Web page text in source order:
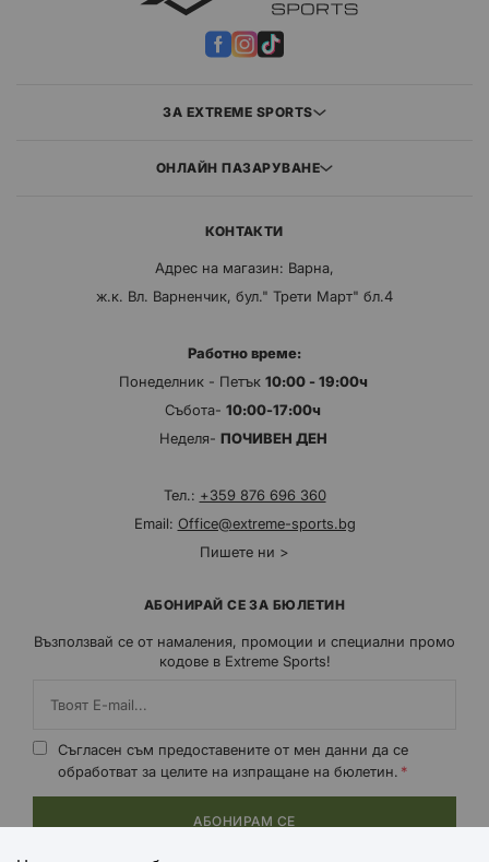
ЗА EXTREME SPORTS
ОНЛАЙН ПАЗАРУВАНЕ
КОНТАКТИ
Адрес на магазин: Варна,
ж.к. Вл. Варненчик, бул." Трети Март" бл.4
Работно време:
Понеделник - Петък 10:00 - 19:00ч
Събота- 10:00-17:00ч
Неделя- ПОЧИВЕН ДЕН
Тел.: +359 876 696 360
Email: Office@extreme-sports.bg
Пишете ни >
АБОНИРАЙ СЕ ЗА БЮЛЕТИН
Възползвай се от намаления, промоции и специални промо
кодове в Extreme Sports!
Съгласен съм предоставените от мен данни да се
обработват за целите на изпращане на бюлетин.
АБОНИРАМ СЕ